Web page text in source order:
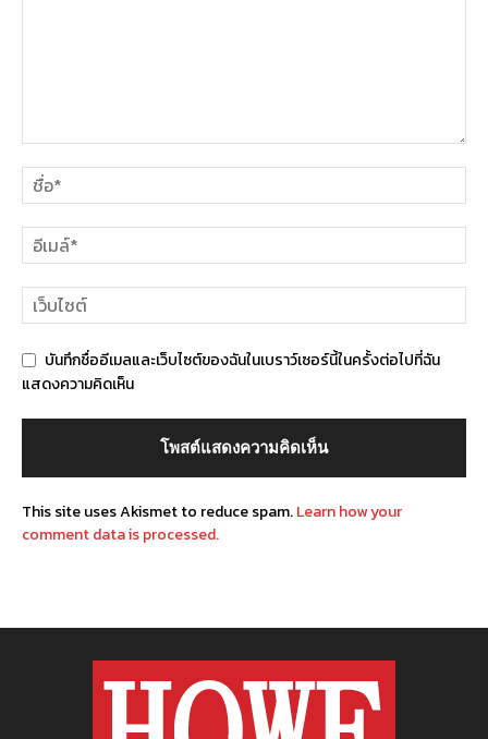
บันทึกชื่ออีเมลและเว็บไซต์ของฉันในเบราว์เซอร์นี้ในครั้งต่อไปที่ฉัน
แสดงความคิดเห็น
This site uses Akismet to reduce spam.Learn how your
comment data is processed.